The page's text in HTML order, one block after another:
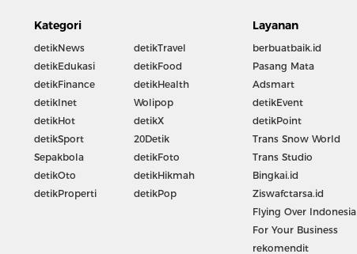
Kategori
detikNews
detikEdukasi
detikFinance
detikInet
detikHot
detikSport
Sepakbola
detikOto
detikProperti
detikTravel
detikFood
detikHealth
Wolipop
detikX
20Detik
detikFoto
detikHikmah
detikPop
Layanan
berbuatbaik.id
Pasang Mata
Adsmart
detikEvent
detikPoint
Trans Snow World
Trans Studio
Bingkai.id
Ziswafctarsa.id
Flying Over Indonesia
For Your Business
rekomendit